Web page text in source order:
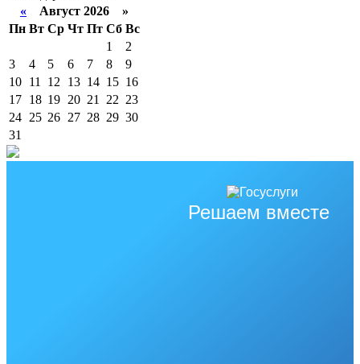
« Август 2026 »
Пн Вт Ср Чт Пт Сб Вс
1
2
3
4 5 6 7 8
9
10 11 12 13 14 15 16
17 18 19 20 21 22 23
24 25 26 27 28 29 30
31
Решаем вместе